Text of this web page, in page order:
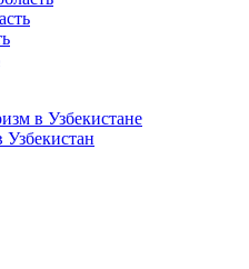
в Узбекистане